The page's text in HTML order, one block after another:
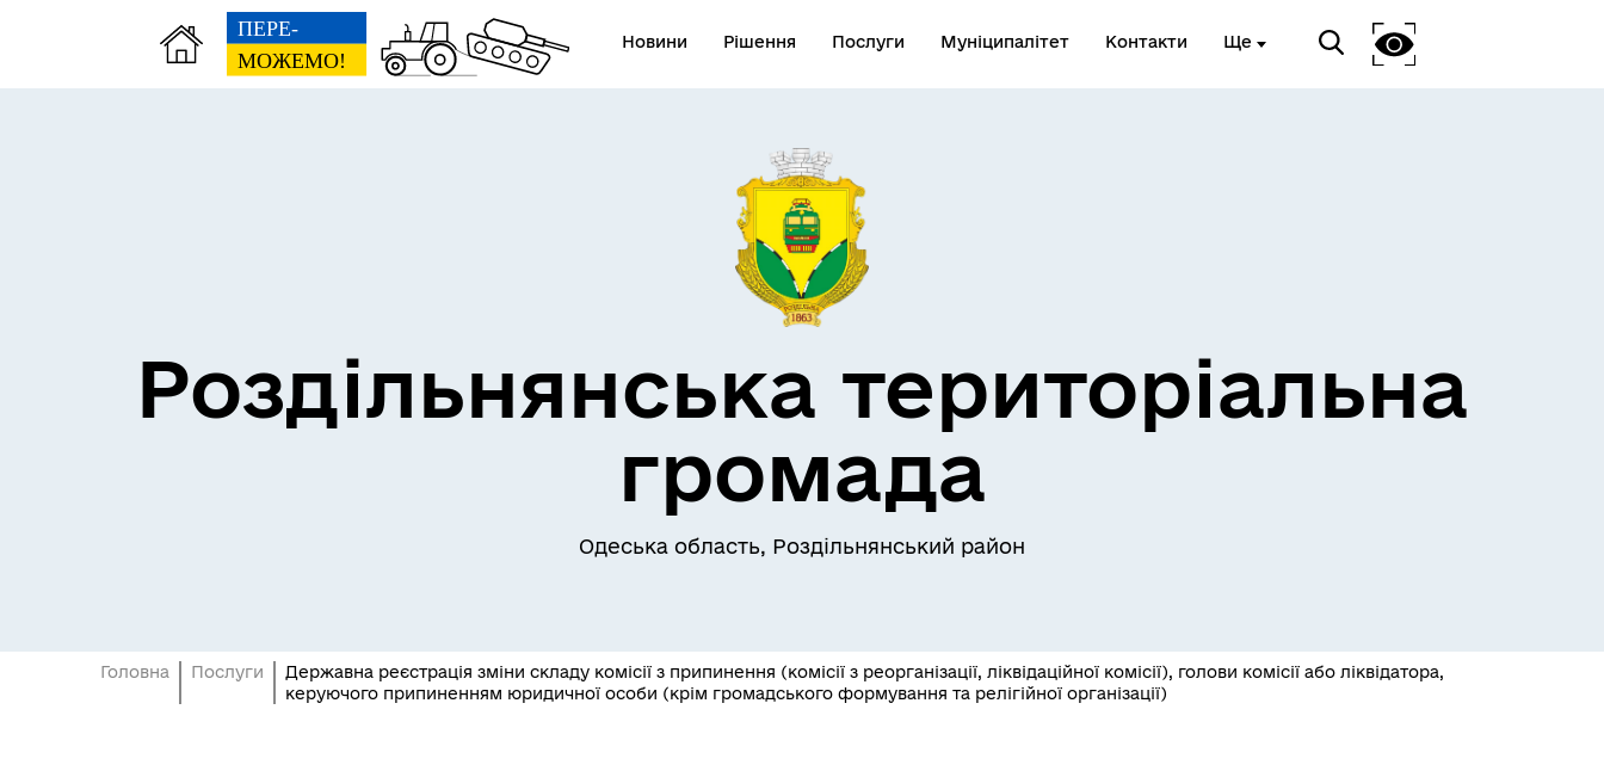
Новини Рішення Послуги Муніципалітет Контакти Ще
Пам’яті військових громади
Роздільнянська територіальна
громада
Одеська область, Роздільнянський район
Головна Послуги
Державна реєстрація зміни складу комісії з припинення (комісії з реорганізації, ліквідаційної комісії), голови комісії або ліквідатора,
керуючого припиненням юридичної особи (крім громадського формування та релігійної організації)